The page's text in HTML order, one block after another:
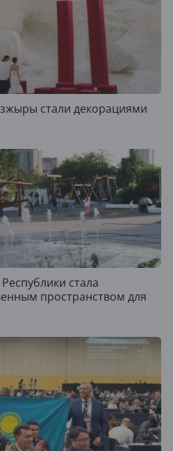
стали декорациями
стала
пространством для